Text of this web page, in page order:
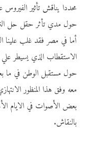
محددا يناقش تأثير الفيروس
حول مدي تأثر حقل حل
أما في مصر فقد غلب علينا
الاستقطاب الذي يسيطر علي
حول مستقبل الوطن في ما
معه وفق هذا المنظور
بعض الأصوات في الايام
بالنقاش.